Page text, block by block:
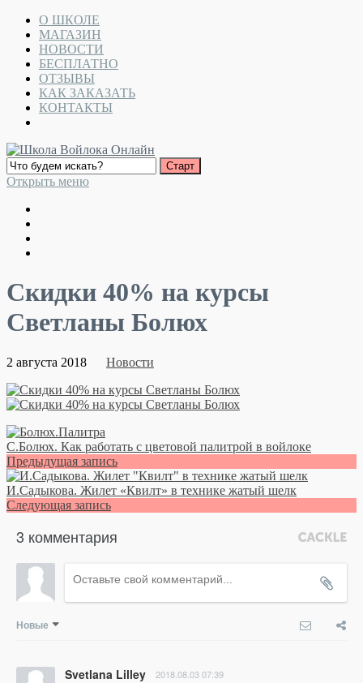
О ШКОЛЕ
МАГАЗИН
НОВОСТИ
БЕСПЛАТНО
ОТЗЫВЫ
КАК ЗАКАЗАТЬ
КОНТАКТЫ
Открыть меню
Скидки 40% на курсы
Светланы Болюх
2 августа 2018 Новости
С.Болюх. Как работать с цветовой палитрой в войлоке
Предыдущая запись
И.Садыкова. Жилет «Квилт» в технике жатый шелк
Следующая запись
3 комментария
Новые
Svetlana Lilley 2018.08.03 07:39